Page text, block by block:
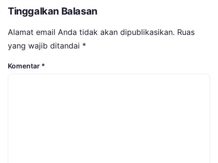
Tinggalkan Balasan
Alamat email Anda tidak akan dipublikasikan. Ruas
yang wajib ditandai *
Komentar *